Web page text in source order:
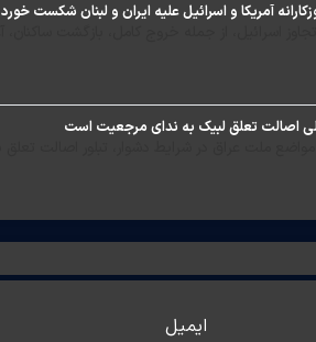
آمریکا و اسرائیل علیه ایران و لبنان شکست خورد
اصالت تعلق لبیک به ندای مرجعیت است
ایمیل